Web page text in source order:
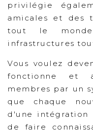
privilégie
amicales et des
tout le
infrastructures
Vous voulez
fonctionne et
membres par un
que chaque
d'une intégration
de faire